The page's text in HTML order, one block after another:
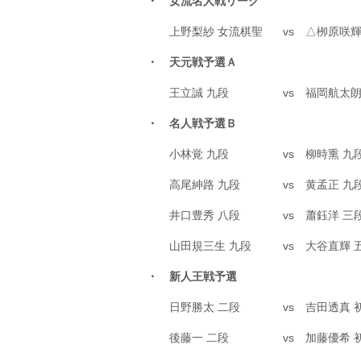
上野梨紗 女流棋聖 vs △栁原咲
・ 天元戦予選Ａ
王立誠 九段 vs 福岡航太
・ 名人戦予選Ｂ
小林覚 九段 vs 柳時熏 九
高尾紳路 九段 vs 黄孟正 九
井口豊秀 八段 vs 蕭鈺洋 三
山田規三生 九段 vs 大谷直輝
・ 新人王戦予選
日野勝太 二段 vs 吉田透真
後藤一 二段 vs 加藤優希